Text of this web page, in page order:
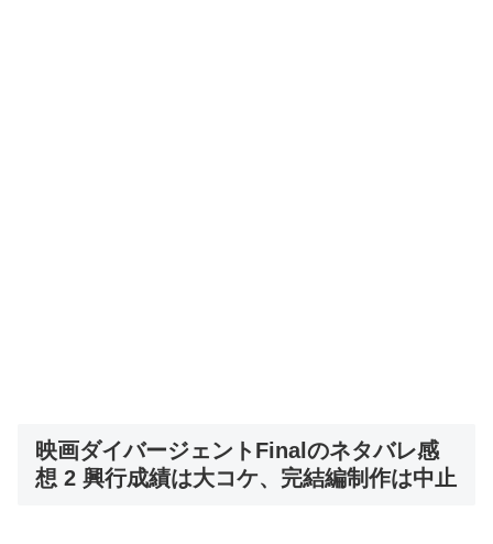
映画ダイバージェントFinalのネタバレ感
想 2 興行成績は大コケ、完結編制作は中止